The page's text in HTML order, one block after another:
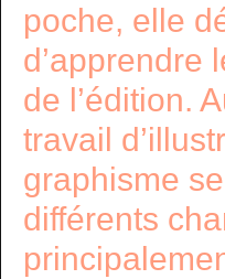
poche, elle
d’apprendre
de l’édition.
travail
graphisme
différents